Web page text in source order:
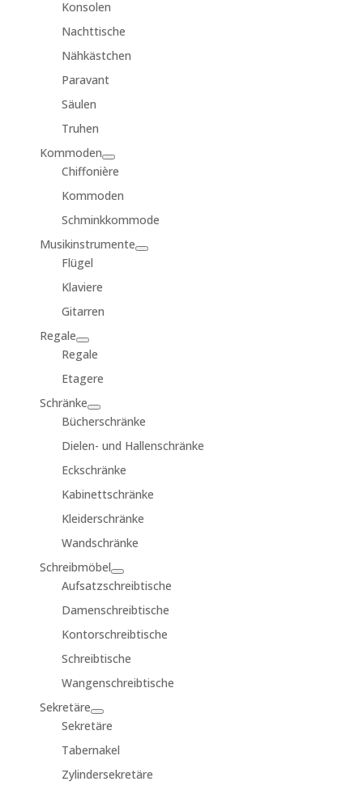
Konsolen
Nachttische
Nähkästchen
Paravant
Säulen
Truhen
Kommoden
Chiffonière
Kommoden
Schminkkommode
Musikinstrumente
Flügel
Klaviere
Gitarren
Regale
Regale
Etagere
Schränke
Bücherschränke
Dielen- und Hallenschränke
Eckschränke
Kabinettschränke
Kleiderschränke
Wandschränke
Schreibmöbel
Aufsatzschreibtische
Damenschreibtische
Kontorschreibtische
Schreibtische
Wangenschreibtische
Sekretäre
Sekretäre
Tabernakel
Zylindersekretäre